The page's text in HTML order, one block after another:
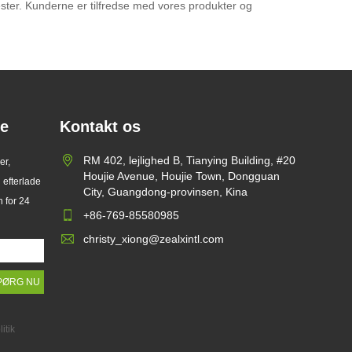
Kunderne er tilfredse med vores produkter og
efterlade
for 24
Kontakt os
RM 402, lejlighed B, Tianying Building, #20
Houjie Avenue, Houjie Town, Dongguan
City, Guangdong-provinsen, Kina
+86-769-85580985
christy_xiong@zealxintl.com